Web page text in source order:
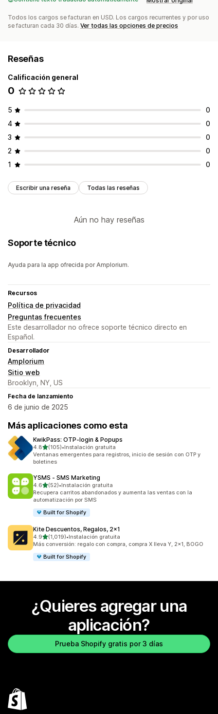
Todos los cargos se facturan en USD. Los cargos recurrentes y por uso
se facturan cada 30 días. Ver todas las opciones de precios
Reseñas
Calificación general
0
5
0
4
0
3
0
2
0
1
0
Escribir una reseña Todas las reseñas
Aún no hay reseñas
Soporte técnico
Ayuda para la app ofrecida por Amplorium.
Recursos
Política de privacidad
Preguntas frecuentes
Este desarrollador no ofrece soporte técnico directo en
Español.
Desarrollador
Amplorium
Sitio web
Brooklyn, NY, US
Fecha de lanzamiento
6 de junio de 2025
Más aplicaciones como esta
KwikPass: OTP‑login & Popups
4.8de 5 estrellas
(105)
105 reseñas en total
•Instalación gratuita
Ventanas emergentes para registros, inicio de sesión con OTP y
boletines
YSMS ‑ SMS Marketing
4.6de 5 estrellas
(52)
52 reseñas en total
•Instalación gratuita
Recupera carritos abandonados y aumenta las ventas con la
automatización por SMS
Built for Shopify
Kite Descuentos, Regalos, 2x1
4.9de 5 estrellas
(1,019)
1019 reseñas en total
•Instalación gratuita
Más conversión: regalo con compra, compra X lleva Y, 2x1, BOGO
Built for Shopify
¿Quieres agregar una
aplicación?
Prueba Shopify gratis por 3 días